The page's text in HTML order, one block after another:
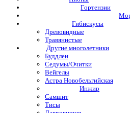
Гортензии
Гибискусы
Древовидные
Травянистые
Другие многолетники
Буддлеи
Седумы/Очитки
Вейгелы
Астра Новобельгийская
Инжир
Самшит
Тисы